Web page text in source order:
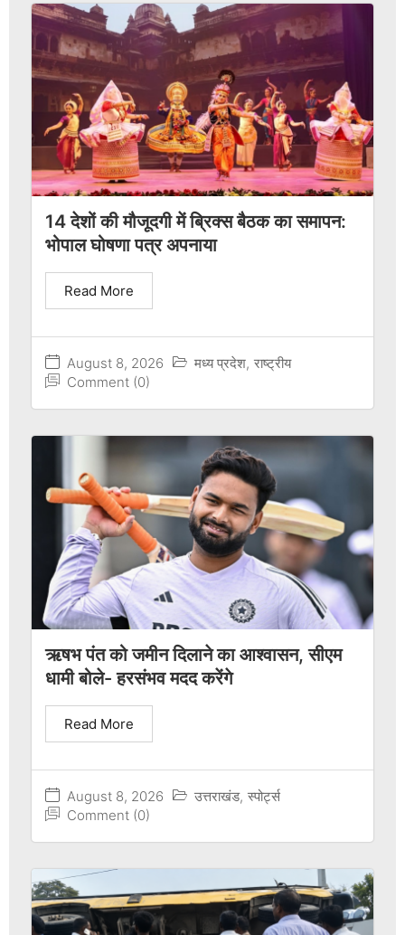
14 देशों की मौजूदगी में ब्रिक्स बैठक का समापन:
भोपाल घोषणा पत्र अपनाया
August 8, 2026 मध्य प्रदेश, राष्ट्रीय
Comment (0)
Read More
ऋषभ पंत को जमीन दिलाने का आश्वासन, सीएम
धामी बोले- हरसंभव मदद करेंगे
August 8, 2026 उत्तराखंड, स्पोर्ट्स
Comment (0)
Read More